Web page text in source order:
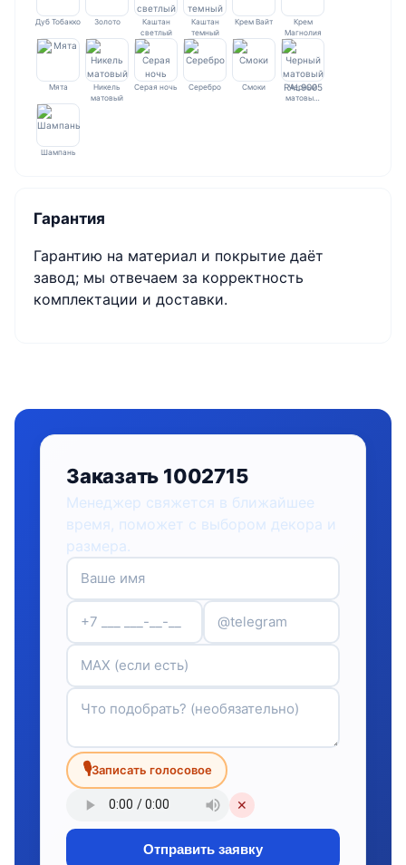
Дуб Тобакко Золото
Каштан
светлый
Каштан
темный
Крем Вайт
Крем
Магнолия
Мята
Никель
матовый
Серая ночь Серебро Смоки
Черный
матовы…
Шампань
Гарантия
Гарантию на материал и покрытие даёт
завод; мы отвечаем за корректность
комплектации и доставки.
Заказать 1002715
Менеджер свяжется в ближайшее
время, поможет с выбором декора и
размера.
🎙Записать голосовое
✕
Отправить заявку